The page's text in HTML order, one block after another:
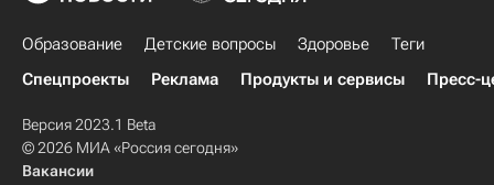
Образование Детские вопросы Здоровье
Теги
Спецпроекты
Реклама Продукты и сервисы Пресс-
Версия 2023.1 Beta
© 2026 МИА «Россия сегодня»
Вакансии